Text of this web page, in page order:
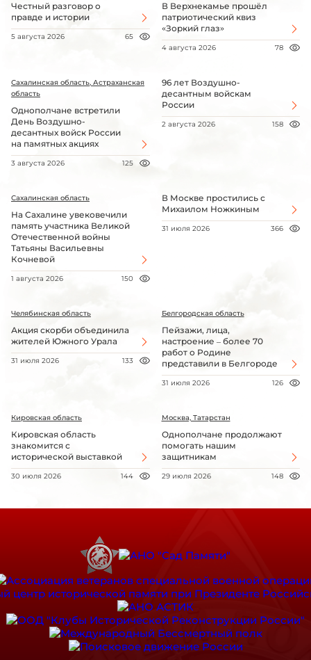
Честный разговор о
правде и истории
5 августа 2026 65
В Верхнекамье прошёл
патриотический квиз
«Зоркий глаз»
4 августа 2026 78
Сахалинская область, Астраханская
область
Однополчане встретили
День Воздушно-
десантных войск России
на памятных акциях
3 августа 2026 125
96 лет Воздушно-
десантным войскам
России
2 августа 2026 158
Сахалинская область
На Сахалине увековечили
память участника Великой
Отечественной войны
Татьяны Васильевны
Кочневой
1 августа 2026 150
В Москве простились с
Михаилом Ножкиным
31 июля 2026 366
Челябинская область
Акция скорби объединила
жителей Южного Урала
31 июля 2026 133
Белгородская область
Пейзажи, лица,
настроение – более 70
работ о Родине
представили в Белгороде
31 июля 2026 126
Кировская область
Кировская область
знакомится с
исторической выставкой
30 июля 2026 144
Москва, Татарстан
Однополчане продолжают
помогать нашим
защитникам
29 июля 2026 148